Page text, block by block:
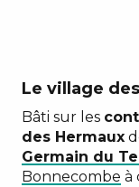
Le village
Bâti sur les
des Hermaux
Germain du
Bonnecombe à